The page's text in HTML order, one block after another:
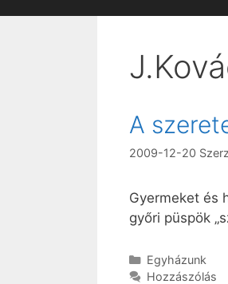
A
2009-12-20
Gyermeket és
győri püspök
Kategória
Egyházunk
Hozzászólás